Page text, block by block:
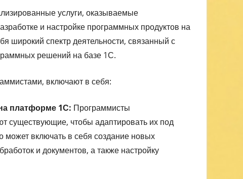
услуги, оказываемые
и настройке программных продуктов на
широкий спектр деятельности, связанный с
решений на базе 1С.
включают в себя:
платформе 1С: Программисты
существующие, чтобы адаптировать их под
может включать в себя создание новых
и документов, а также настройку